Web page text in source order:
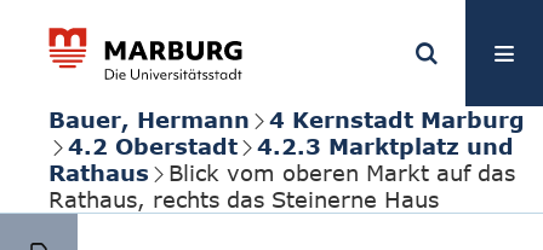
Bauer, Hermann
4 Kernstadt Marburg
4.2 Oberstadt
4.2.3 Marktplatz und
Rathaus
Blick vom oberen Markt auf das
Rathaus, rechts das Steinerne Haus